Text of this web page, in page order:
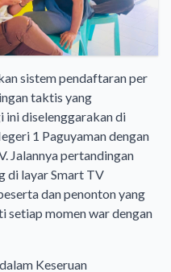
sistem pendaftaran per
taktis yang
ini diselenggarakan di
1 Paguyaman dengan
Jalannya pertandingan
di layar Smart TV
dan penonton yang
setiap momen war dengan
Keseruan